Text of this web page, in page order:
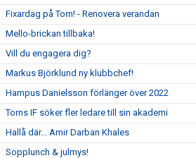
Fixardag på Torn! - Renovera verandan
Mello-brickan tillbaka!
Vill du engagera dig?
Markus Björklund ny klubbchef!
Hampus Danielsson förlänger över 2022
Torns IF söker fler ledare till sin akademi
Hallå där... Amir Darban Khales
Sopplunch & julmys!